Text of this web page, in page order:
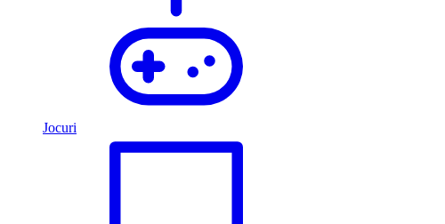
Jocuri